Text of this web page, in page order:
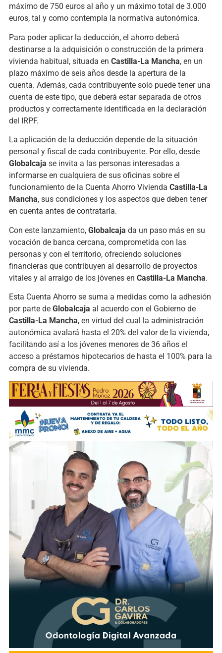
máximo de 750 euros al año y un máximo total de 3.000
euros, tal y como contempla la normativa autonómica.
Para poder aplicar la deducción, el ahorro deberá
destinarse a la adquisición o construcción de la primera
vivienda habitual, situada en Castilla-La Mancha, en un
plazo máximo de seis años desde la apertura de la
cuenta. Además, cada contribuyente solo puede tener una
cuenta de este tipo, que deberá estar separada de otros
productos y correctamente identificada en la declaración
del IRPF.
La aplicación de la deducción depende de la situación
personal y fiscal de cada contribuyente. Por ello, desde
Globalcaja se invita a las personas interesadas a
informarse en cualquiera de sus oficinas sobre el
funcionamiento de la Cuenta Ahorro Vivienda Castilla-La
Mancha, sus condiciones y los aspectos que deben tener
en cuenta antes de contratarla.
Con este lanzamiento, Globalcaja da un paso más en su
vocación de banca cercana, comprometida con las
personas y con el territorio, ofreciendo soluciones
financieras que contribuyen al desarrollo de proyectos
vitales y al arraigo de los jóvenes en Castilla-La Mancha.
Esta Cuenta Ahorro se suma a medidas como la adhesión
por parte de Globalcaja al acuerdo con el Gobierno de
Castilla-La Mancha, en virtud del cual la administración
autonómica avalará hasta el 20% del valor de la vivienda,
facilitando así a los jóvenes menores de 36 años el
acceso a préstamos hipotecarios de hasta el 100% para la
compra de su vivienda.